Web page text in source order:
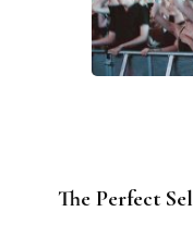
The Perfect